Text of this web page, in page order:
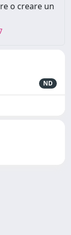
o creare un
ND